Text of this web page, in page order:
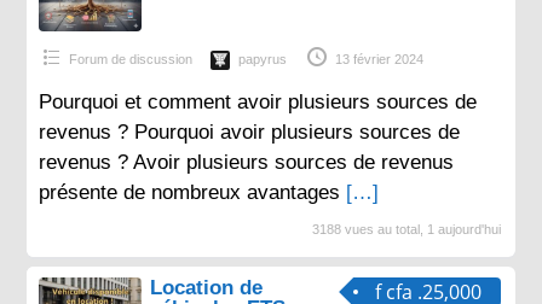
Forum de discussion papyrus 13 février 2024
Pourquoi et comment avoir plusieurs sources de
revenus ? Pourquoi avoir plusieurs sources de
revenus ? Avoir plusieurs sources de revenus
présente de nombreux avantages […]
3188 vues au total, 1 aujourd'hui
f cfa .25,000
Location de